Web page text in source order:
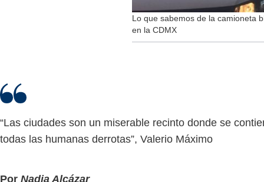
Lo que sabemos de la camioneta
en la CDMX
“Las ciudades son un miserable recinto donde se
todas las humanas derrotas”, Valerio Máximo
Por Nadia Alcázar